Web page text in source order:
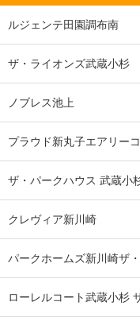
ルジェンテ田園調布南
ザ・ライオンズ武蔵小杉
ノブレス池上
プラウド新丸子エアリー
ザ・パークハウス 武蔵小
クレヴィア新川崎
パークホームズ新川崎ザ
ローレルコート武蔵小杉